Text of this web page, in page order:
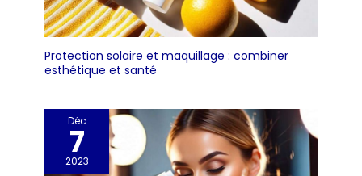
Protection solaire et maquillage : combiner
esthétique et santé
Déc
7
2023